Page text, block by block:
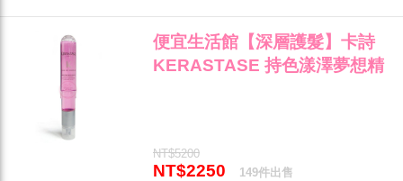
便宜生活館【深層護髮】卡詩
KERASTASE 持色漾澤夢想精
NT$5200
NT$2250 149件出售